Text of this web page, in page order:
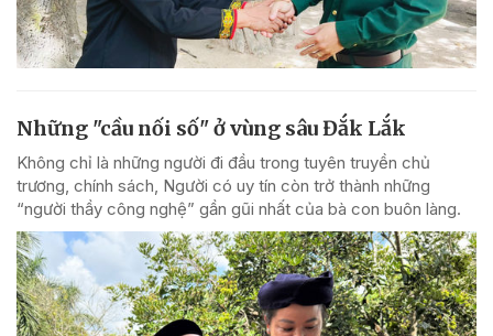
Những "cầu nối số" ở vùng sâu Đắk Lắk
Không chỉ là những người đi đầu trong tuyên truyền chủ
trương, chính sách, Người có uy tín còn trở thành những
“người thầy công nghệ” gần gũi nhất của bà con buôn làng.